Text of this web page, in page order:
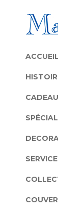
ACCUEIL